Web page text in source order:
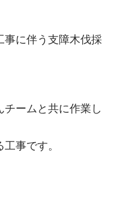
事に伴う支障木伐採
ームと共に作業し
事です。